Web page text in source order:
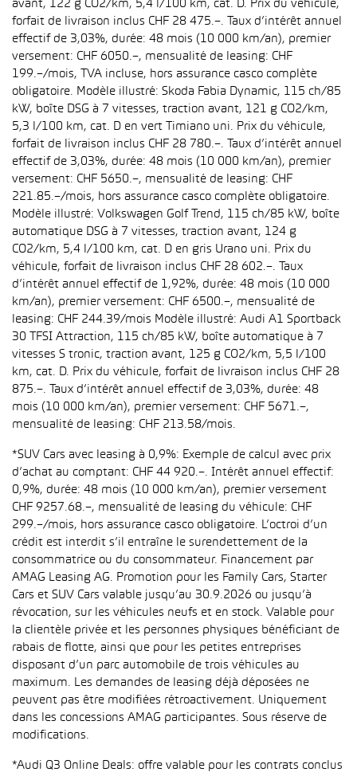
avant, 122 g CO2/km, 5,4 l/100 km, cat. D. Prix du véhicule,
forfait de livraison inclus CHF 28 475.–. Taux d’intérêt annuel
effectif de 3,03%, durée: 48 mois (10 000 km/an), premier
versement: CHF 6050.–, mensualité de leasing: CHF
199.–/mois, TVA incluse, hors assurance casco complète
obligatoire. Modèle illustré: Skoda Fabia Dynamic, 115 ch/85
kW, boîte DSG à 7 vitesses, traction avant, 121 g CO2/km,
5,3 l/100 km, cat. D en vert Timiano uni. Prix du véhicule,
forfait de livraison inclus CHF 28 780.–. Taux d’intérêt annuel
effectif de 3,03%, durée: 48 mois (10 000 km/an), premier
versement: CHF 5650.–, mensualité de leasing: CHF
221.85.–/mois, hors assurance casco complète obligatoire.
Modèle illustré: Volkswagen Golf Trend, 115 ch/85 kW, boîte
automatique DSG à 7 vitesses, traction avant, 124 g
CO2/km, 5,4 l/100 km, cat. D en gris Urano uni. Prix du
véhicule, forfait de livraison inclus CHF 28 602.–. Taux
d’intérêt annuel effectif de 1,92%, durée: 48 mois (10 000
km/an), premier versement: CHF 6500.–, mensualité de
leasing: CHF 244.39/mois Modèle illustré: Audi A1 Sportback
30 TFSI Attraction, 115 ch/85 kW, boîte automatique à 7
vitesses S tronic, traction avant, 125 g CO2/km, 5,5 l/100
km, cat. D. Prix du véhicule, forfait de livraison inclus CHF 28
875.–. Taux d’intérêt annuel effectif de 3,03%, durée: 48
mois (10 000 km/an), premier versement: CHF 5671.–,
mensualité de leasing: CHF 213.58/mois.
*SUV Cars avec leasing à 0,9%: Exemple de calcul avec prix
d’achat au comptant: CHF 44 920.–. Intérêt annuel effectif:
0,9%, durée: 48 mois (10 000 km/an), premier versement
CHF 9257.68.–, mensualité de leasing du véhicule: CHF
299.–/mois, hors assurance casco obligatoire. L’octroi d’un
crédit est interdit s’il entraîne le surendettement de la
consommatrice ou du consommateur. Financement par
AMAG Leasing AG. Promotion pour les Family Cars, Starter
Cars et SUV Cars valable jusqu’au 30.9.2026 ou jusqu’à
révocation, sur les véhicules neufs et en stock. Valable pour
la clientèle privée et les personnes physiques bénéficiant de
rabais de flotte, ainsi que pour les petites entreprises
disposant d’un parc automobile de trois véhicules au
maximum. Les demandes de leasing déjà déposées ne
peuvent pas être modifiées rétroactivement. Uniquement
dans les concessions AMAG participantes. Sous réserve de
modifications.
*Audi Q3 Online Deals: offre valable pour les contrats conclus